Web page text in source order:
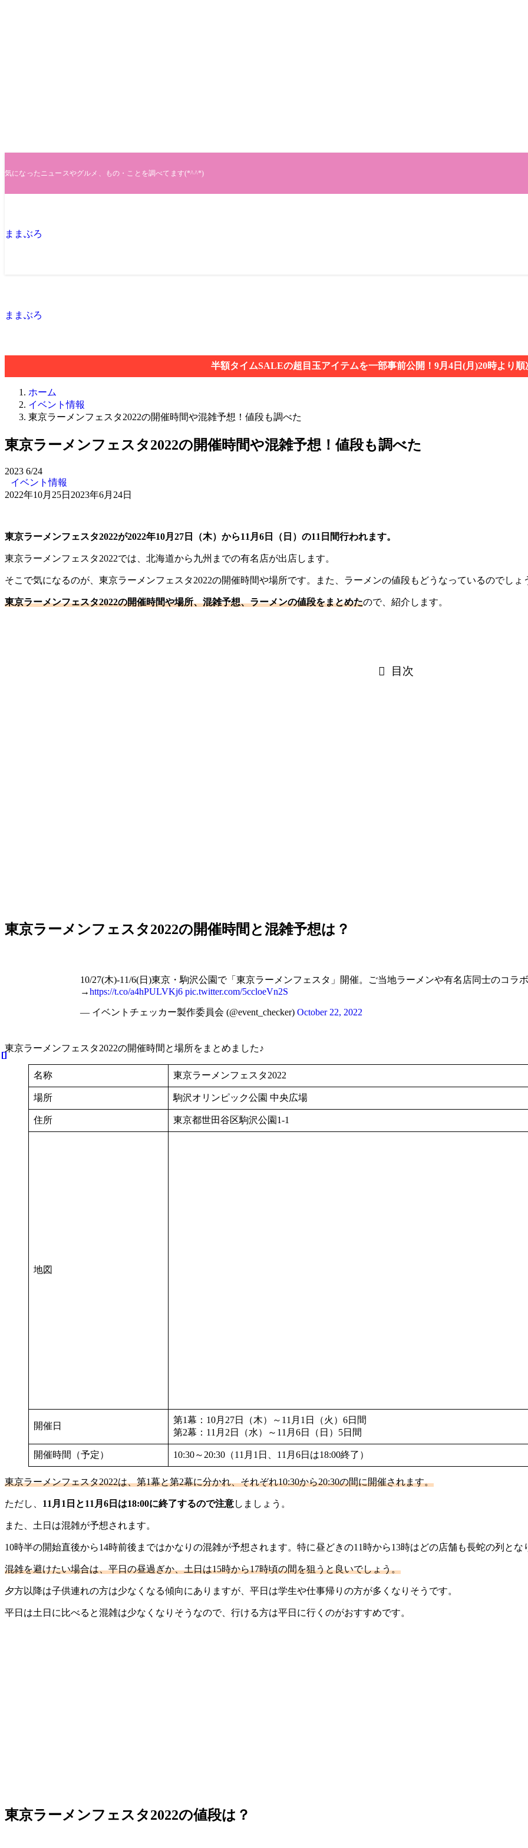
気になったニュースやグルメ、もの・ことを調べてます(*^^*)
ままぶろ
ままぶろ
半額タイムSALEの超目玉アイテムを一部事前公開！9月4日(月)20時より順
ホーム
イベント情報
東京ラーメンフェスタ2022の開催時間や混雑予想！値段も調べた
東京ラーメンフェスタ2022の開催時間や混雑予想！値段も調べた
2023 6/24
イベント情報
2022年10月25日 2023年6月24日
東京ラーメンフェスタ2022が2022年10月27日（木）から11月6日（日）の11日間行われます。
東京ラーメンフェスタ2022では、北海道から九州までの有名店が出店します。
そこで気になるのが、東京ラーメンフェスタ2022の開催時間や場所です。また、ラーメンの値段もどうなっているのでしょ
東京ラーメンフェスタ2022の開催時間や場所、混雑予想、ラーメンの値段をまとめたので、紹介します。
目次
東京ラーメンフェスタ2022の開催時間と混雑予想は？
10/27(木)-11/6(日)東京・駒沢公園で「東京ラーメンフェスタ」開催。ご当地ラーメンや有名店同士のコラ
→https://t.co/a4hPULVKj6 pic.twitter.com/5ccloeVn2S
— イベントチェッカー製作委員会 (@event_checker) October 22, 2022
東京ラーメンフェスタ2022の開催時間と場所をまとめました♪
名称 東京ラーメンフェスタ2022
場所 駒沢オリンピック公園 中央広場
住所 東京都世田谷区駒沢公園1-1
地図
開催日
第1幕：10月27日（木）～11月1日（火）6日間
第2幕：11月2日（水）～11月6日（日）5日間
開催時間（予定） 10:30～20:30（11月1日、11月6日は18:00終了）
東京ラーメンフェスタ2022は、第1幕と第2幕に分かれ、それぞれ10:30から20:30の間に開催されます。
ただし、 11月1日と11月6日は18:00に終了するので注意しましょう。
また、土日は混雑が予想されます。
10時半の開始直後から14時前後まではかなりの混雑が予想されます。特に昼どきの11時から13時はどの店舗も長蛇の列とな
混雑を避けたい場合は、平日の昼過ぎか、土日は15時から17時頃の間を狙うと良いでしょう。
夕方以降は子供連れの方は少なくなる傾向にありますが、平日は学生や仕事帰りの方が多くなりそうです。
平日は土日に比べると混雑は少なくなりそうなので、行ける方は平日に行くのがおすすめです。
東京ラーメンフェスタ2022の値段は？